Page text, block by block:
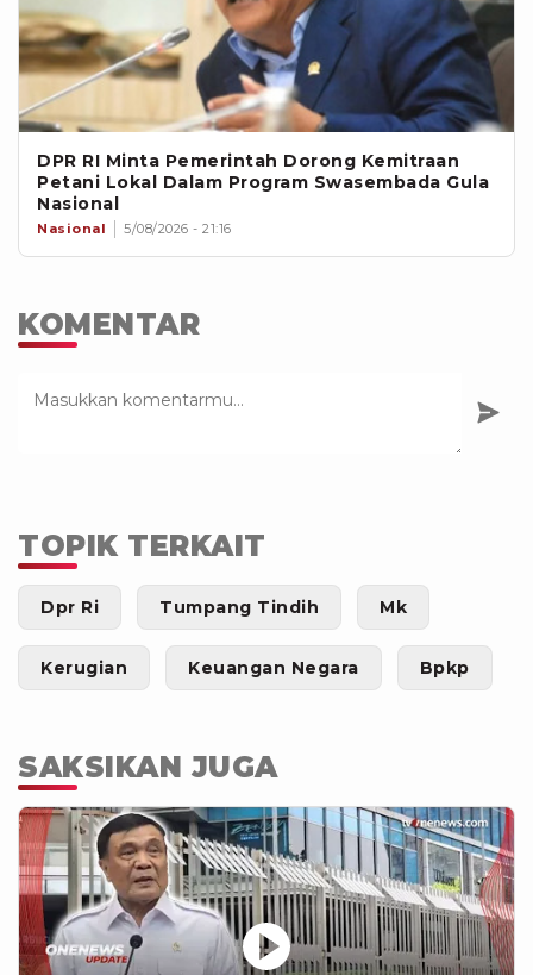
DPR RI Minta Pemerintah Dorong Kemitraan
Petani Lokal Dalam Program Swasembada Gula
Nasional
Nasional 5/08/2026 - 21:16
KOMENTAR
TOPIK TERKAIT
Dpr Ri Tumpang Tindih Mk
Kerugian Keuangan Negara Bpkp
SAKSIKAN JUGA